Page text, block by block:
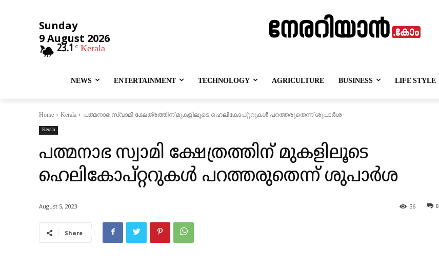
Sunday
9 August 2026
23.1 C Kerala
NEWS ENTERTAINMENT TECHNOLOGY AGRICULTURE BUSINESS LIFE STYLE
Home Kerala പത്മനാഭ സ്വാമി ക്ഷേത്രത്തിന് മുകളിലൂടെ ഹെലികോപ്റ്ററുകൾ പറത്തരുതെന്ന് ശുപാർശ
Kerala
പത്മനാഭ സ്വാമി ക്ഷേത്രത്തിന് മുകളിലൂടെ
ഹെലികോപ്റ്ററുകൾ പറത്തരുതെന്ന് ശുപാർശ
August 5, 2023 0
56
Share